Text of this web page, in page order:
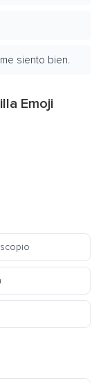
siento bien.
Emoji